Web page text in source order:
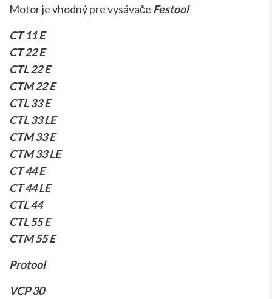
Motor je vhodný pre vysávače Festool
CT 11 E
CT 22 E
CTL 22 E
CTM 22 E
CTL 33 E
CTL 33 LE
CTM 33 E
CTM 33 LE
CT 44 E
CT 44 LE
CTL 44
CTL 55 E
CTM 55 E
Protool
VCP 30